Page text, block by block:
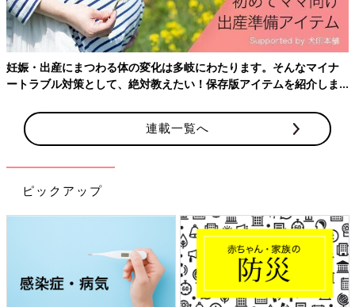
出典：Instagramアカウント「elila.1106」
Eriさんは、ボディ肌着2枚（各390円）、キルトカバーオール3枚
（各790円）を購入。すべてセール品だったそうで、オトクに買
えて嬉しいですよね♪ ユニクロのベビー服はとにかく縮まない！
妊娠・出産にまつわる体の変化は多岐にわたります。そんなマイナ
ートラブル対策として、絶対教えたい！保存版アイテムを紹介しま
連載一覧へ
ピックアップ